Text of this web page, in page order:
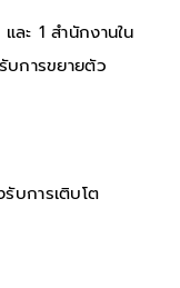
ละ 1 สำนักงานใน
บการขยายตัว
บการเติบโต